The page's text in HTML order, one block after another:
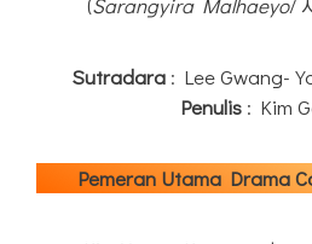
(Sarangyira Malhaeyo/
Sutradara : Lee Gwang-
Penulis : Kim
Pemeran Utama Drama